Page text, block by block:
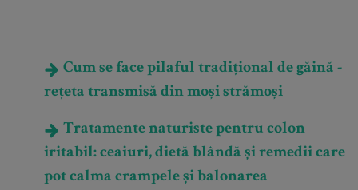
Cum se face pilaful tradițional de găină -
rețeta transmisă din moși strămoși
Tratamente naturiste pentru colon
iritabil: ceaiuri, dietă blândă și remedii care
pot calma crampele și balonarea